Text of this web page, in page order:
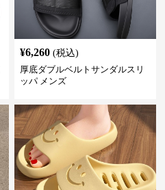
¥6,260 (税込)
厚底ダブルベルトサンダルスリ
ッパ メンズ